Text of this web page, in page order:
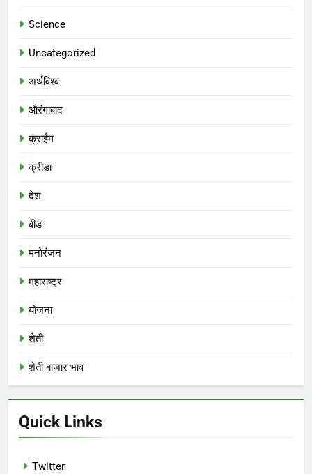
Science
Uncategorized
अर्थविश्व
औरंगाबाद
क्राईम
क्रीडा
देश
बीड
मनोरंजन
महाराष्ट्र
योजना
शेती
शेती बाजार भाव
Quick Links
Twitter